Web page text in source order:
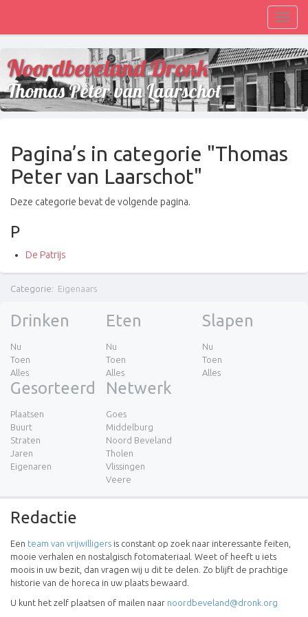
Noordbeveland Dronk
Thomas Peter van Laarschot
Pagina’s in categorie "Thomas
Peter van Laarschot"
Deze categorie bevat de volgende pagina.
P
De Patrijs
Categorie: Eigenaars
Drinken
Nu
Toen
Alles
Eten
Nu
Toen
Alles
Slapen
Nu
Toen
Alles
Gesorteerd
Plaatsen
Buurt
Straten
Jaren
Eigenaren
Netwerk
Goes
Middelburg
Noord Beveland
Tholen
Vlissingen
Veere
Redactie
Een team van vrijwilligers is constant op zoek naar interessante feiten,
mooie verhalen en nostalgisch fotomateriaal. Weet of heeft u iets
moois in uw bezit, dan vragen wij u dit te delen. Zo blijft de prachtige
historie van de horeca in uw plaats bewaard.
U kunt het zelf plaatsen of mailen naar noordbeveland@dronk.org